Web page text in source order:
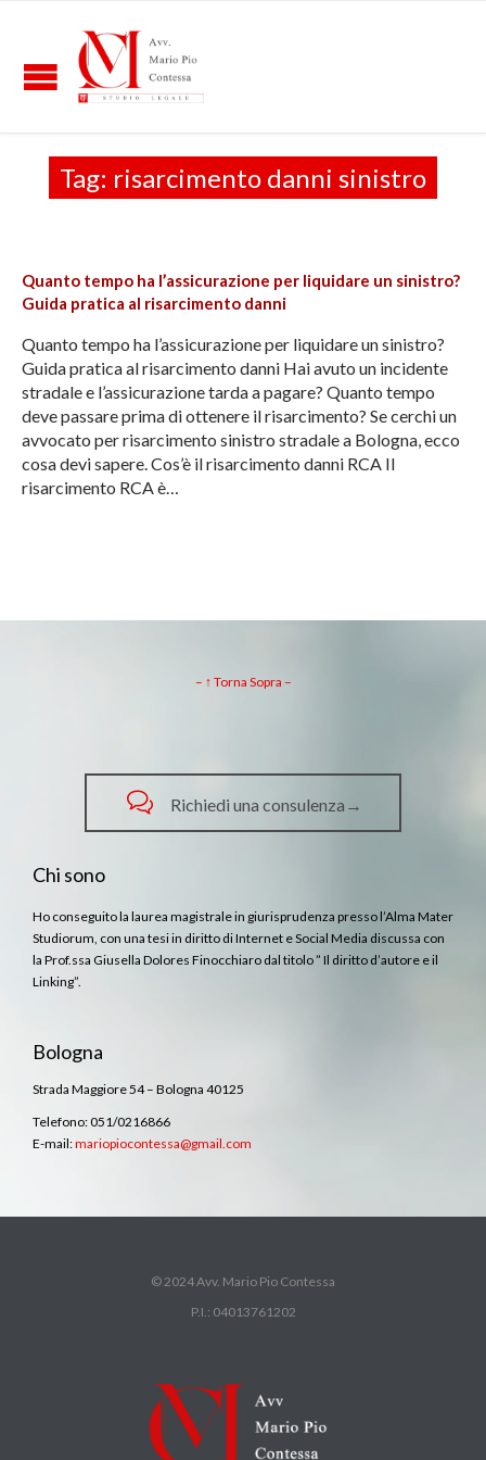
Tag: risarcimento danni sinistro
Quanto tempo ha l’assicurazione per liquidare un sinistro?
Guida pratica al risarcimento danni
Quanto tempo ha l’assicurazione per liquidare un sinistro?
Guida pratica al risarcimento danni Hai avuto un incidente
stradale e l’assicurazione tarda a pagare? Quanto tempo
deve passare prima di ottenere il risarcimento? Se cerchi un
avvocato per risarcimento sinistro stradale a Bologna, ecco
cosa devi sapere. Cos’è il risarcimento danni RCA Il
risarcimento RCA è…
– ↑ Torna Sopra –
 Richiedi una consulenza→
Chi sono
Ho conseguito la laurea magistrale in giurisprudenza presso l’Alma Mater
Studiorum, con una tesi in diritto di Internet e Social Media discussa con
la Prof.ssa Giusella Dolores Finocchiaro dal titolo ” Il diritto d’autore e il
Linking”.
Bologna
Strada Maggiore 54 – Bologna 40125
Telefono: 051/0216866
E-mail:mariopiocontessa@gmail.com
© 2024 Avv. Mario Pio Contessa
P.I.: 04013761202